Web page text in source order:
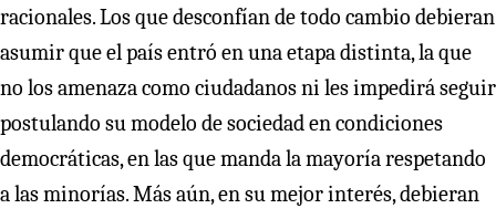
racionales. Los que desconfían de todo cambio debieran
asumir que el país entró en una etapa distinta, la que
no los amenaza como ciudadanos ni les impedirá seguir
postulando su modelo de sociedad en condiciones
democráticas, en las que manda la mayoría respetando
a las minorías. Más aún, en su mejor interés, debieran